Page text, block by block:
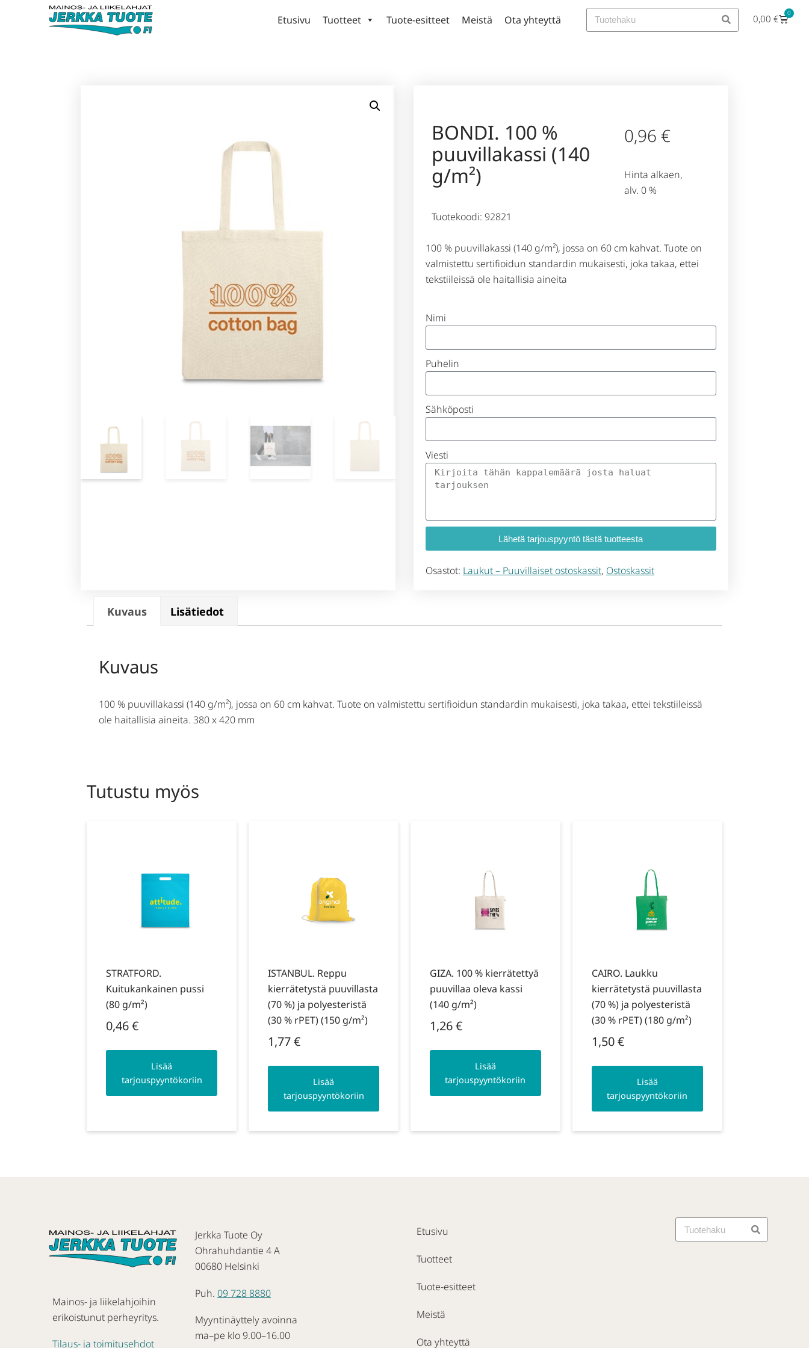
Etusivu Tuotteet Tuote-esitteet Meistä Ota yhteyttä 0,00€ 0
BONDI. 100 %
puuvillakassi (140
g/m²)
Tuotekoodi: 92821
0,96 €
Hinta alkaen,
alv. 0 %
100 % puuvillakassi (140 g/m²), jossa on 60 cm kahvat. Tuote on
valmistettu sertifioidun standardin mukaisesti, joka takaa, ettei
tekstiileissä ole haitallisia aineita
Nimi
Puhelin
Sähköposti
Viesti
Lähetä tarjouspyyntö tästä tuotteesta
Osastot: Laukut – Puuvillaiset ostoskassit, Ostoskassit
Kuvaus Lisätiedot
Kuvaus
100 % puuvillakassi (140 g/m²), jossa on 60 cm kahvat. Tuote on valmistettu sertifioidun standardin mukaisesti, joka takaa, ettei tekstiileissä
ole haitallisia aineita. 380 x 420 mm
Tutustu myös
STRATFORD.
Kuitukankainen pussi
(80 g/m²)
0,46€
Lisää
tarjouspyyntökoriin
ISTANBUL. Reppu
kierrätetystä puuvillasta
(70 %) ja polyesteristä
(30 % rPET) (150 g/m²)
1,77€
Lisää
tarjouspyyntökoriin
GIZA. 100 % kierrätettyä
puuvillaa oleva kassi
(140 g/m²)
1,26€
Lisää
tarjouspyyntökoriin
CAIRO. Laukku
kierrätetystä puuvillasta
(70 %) ja polyesteristä
(30 % rPET) (180 g/m²)
1,50€
Lisää
tarjouspyyntökoriin
Mainos- ja liikelahjoihin
erikoistunut perheyritys.
Tilaus- ja toimitusehdot
Jerkka Tuote Oy
Ohrahuhdantie 4 A
00680 Helsinki
Puh. 09 728 8880
Myyntinäyttely avoinna
ma–pe klo 9.00–16.00
Etusivu
Tuotteet
Tuote-esitteet
Meistä
Ota yhteyttä